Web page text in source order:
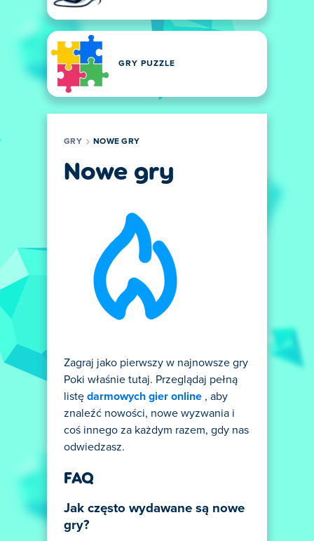
GRY PUZZLE
GRY NOWE GRY
Nowe gry
Zagraj jako pierwszy w najnowsze gry
Poki właśnie tutaj. Przeglądaj pełną
listę darmowych gier online , aby
znaleźć nowości, nowe wyzwania i
coś innego za każdym razem, gdy nas
odwiedzasz.
FAQ
Jak często wydawane są nowe
gry?